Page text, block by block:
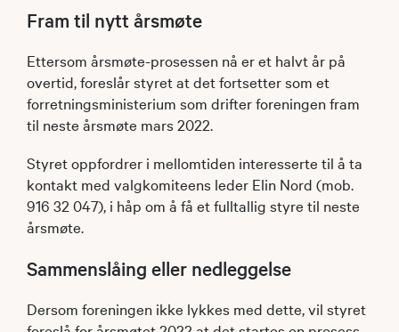
Fram til nytt årsmøte
Ettersom årsmøte-prosessen nå er et halvt år på
overtid, foreslår styret at det fortsetter som et
forretningsministerium som drifter foreningen fram
til neste årsmøte mars 2022.
Styret oppfordrer i mellomtiden interesserte til å ta
kontakt med valgkomiteens leder Elin Nord (mob.
916 32 047), i håp om å få et fulltallig styre til neste
årsmøte.
Sammenslåing eller nedleggelse
Dersom foreningen ikke lykkes med dette, vil styret